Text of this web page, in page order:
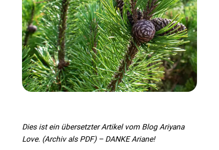
Dies ist ein übersetzter Artikel vom Blog Ariyana
Love. (Archiv als PDF) – DANKE Ariane!